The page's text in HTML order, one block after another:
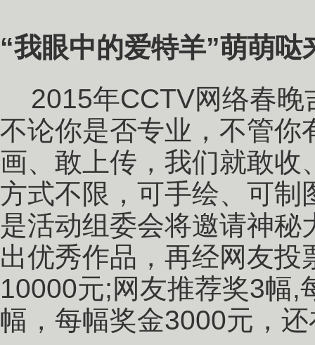
“我眼中的爱特羊”萌萌哒
2015年CCTV网络春晚
不论你是否专业，不管你
画、敢上传，我们就敢
方式不限，可手绘、可制
是活动组委会将邀请神
出优秀作品，再经网友
10000元;网友推荐奖3幅,
幅，每幅奖金3000元，